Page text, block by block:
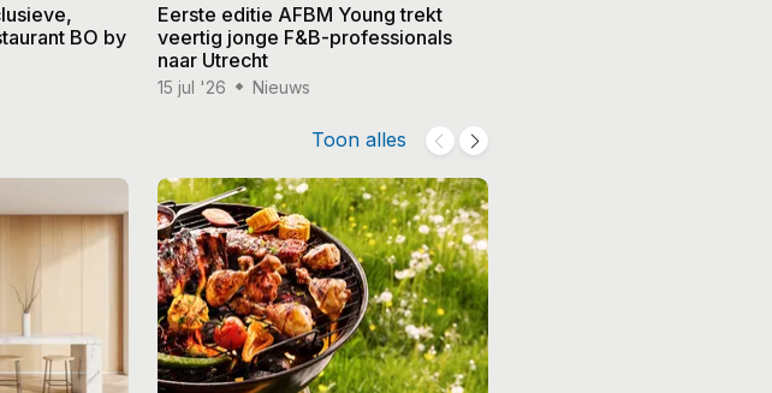
BO by
Eerste editie AFBM Young trekt
veertig jonge F&B-professionals
naar Utrecht
15 jul '26 Nieuws
Toon alles